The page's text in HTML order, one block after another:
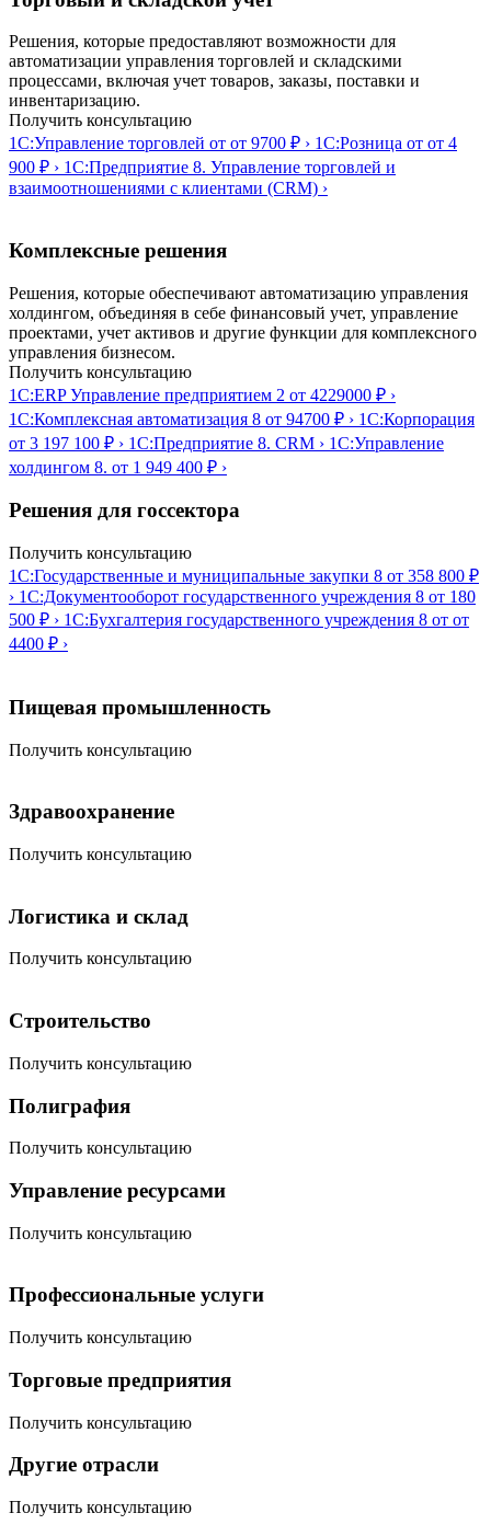
Решения, которые предоставляют возможности для
автоматизации управления торговлей и складскими
процессами, включая учет товаров, заказы, поставки и
инвентаризацию.
Получить консультацию
1С:Управление торговлей от от 9700 ₽ › 1С:Розница от от 4
900 ₽ › 1С:Предприятие 8. Управление торговлей и
взаимоотношениями с клиентами (CRM) ›
Комплексные решения
Решения, которые обеспечивают автоматизацию управления
холдингом, объединяя в себе финансовый учет, управление
проектами, учет активов и другие функции для комплексного
управления бизнесом.
Получить консультацию
1С:ERP Управление предприятием 2 от 4229000 ₽ ›
1С:Комплексная автоматизация 8 от 94700 ₽ › 1С:Корпорация
от 3 197 100 ₽ › 1С:Предприятие 8. CRM › 1С:Управление
холдингом 8. от 1 949 400 ₽ ›
Решения для госсектора
Получить консультацию
1С:Государственные и муниципальные закупки 8 от 358 800 ₽
› 1С:Документооборот государственного учреждения 8 от 180
500 ₽ › 1С:Бухгалтерия государственного учреждения 8 от от
4400 ₽ ›
Пищевая промышленность
Получить консультацию
Здравоохранение
Получить консультацию
Логистика и склад
Получить консультацию
Строительство
Получить консультацию
Полиграфия
Получить консультацию
Управление ресурсами
Получить консультацию
Профессиональные услуги
Получить консультацию
Торговые предприятия
Получить консультацию
Другие отрасли
Получить консультацию